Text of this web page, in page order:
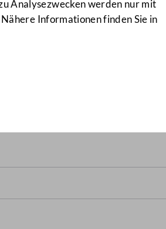
Analysezwecken werden nur mit
Informationen finden Sie in
58/